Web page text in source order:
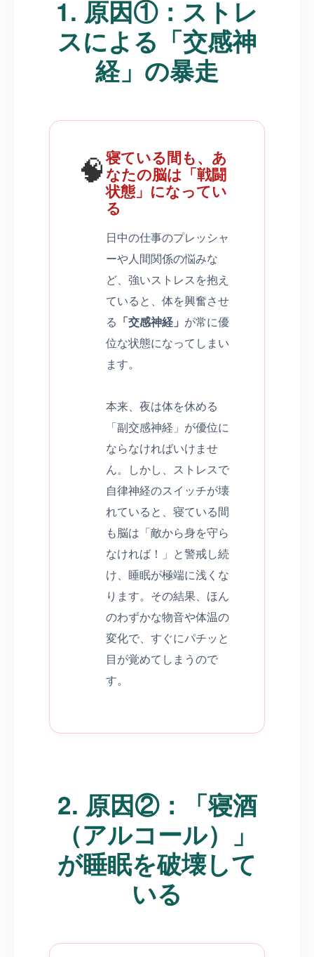
1. 原因①：ストレ
スによる「交感神
経」の暴走
🧠寝ている間も、あ
なたの脳は「戦闘
状態」になってい
る
日中の仕事のプレッシャ
ーや人間関係の悩みな
ど、強いストレスを抱え
ていると、体を興奮させ
る 「交感神経」 が常に優
位な状態になってしまい
ます。
本来、夜は体を休める
「副交感神経」が優位に
ならなければいけませ
ん。しかし、ストレスで
自律神経のスイッチが壊
れていると、寝ている間
も脳は「敵から身を守ら
なければ！」と警戒し続
け、睡眠が極端に浅くな
ります。その結果、ほん
のわずかな物音や体温の
変化で、すぐにパチッと
目が覚めてしまうので
す。
2. 原因②：「寝酒
（アルコール）」
が睡眠を破壊して
いる